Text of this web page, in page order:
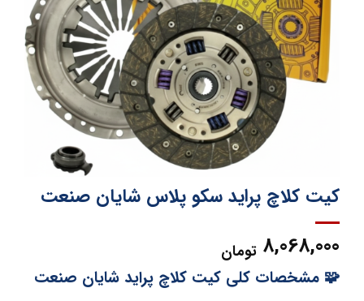
کیت کلاچ پراید سکو پلاس شایان صنعت
8,068,000 تومان
🧩 مشخصات کلی کیت کلاچ پراید شایان صنعت